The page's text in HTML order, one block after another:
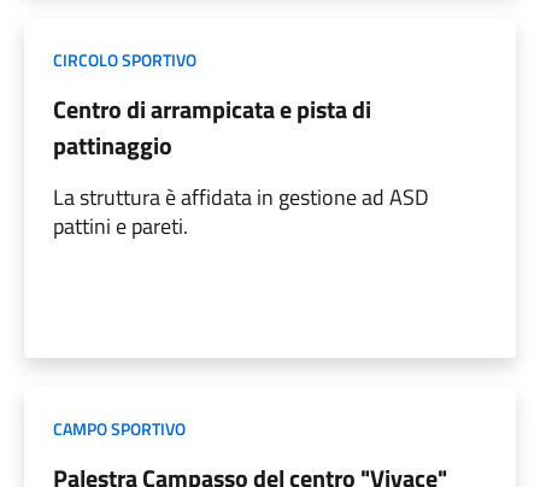
CIRCOLO SPORTIVO
Centro di arrampicata e pista di
pattinaggio
La struttura è affidata in gestione ad ASD
pattini e pareti.
CAMPO SPORTIVO
Palestra Campasso del centro "Vivace"